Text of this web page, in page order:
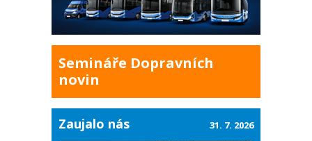
Semináře Dopravních
novin
Zaujalo nás 31. 7. 2026